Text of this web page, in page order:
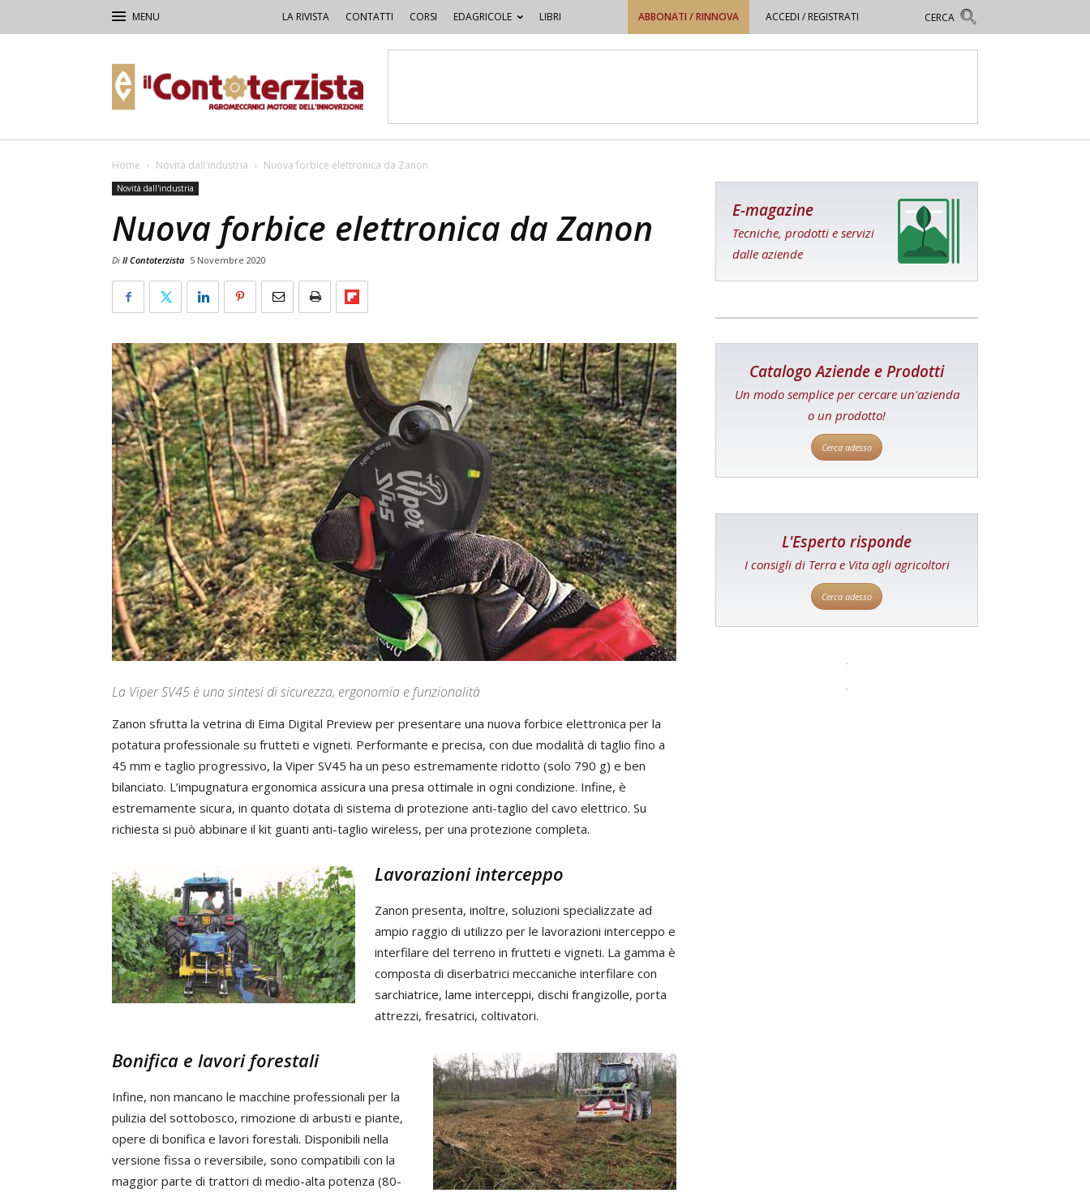
LA RIVISTA CONTATTI CORSI EDAGRICOLE LIBRI ABBONATI / RINNOVA ACCEDI / REGISTRATI
Contoterzista
Home Novità dall'industria Nuova forbice elettronica da Zanon
Novità dall'industria
Nuova forbice elettronica da Zanon
Di Il Contoterzista 5 Novembre 2020
La Viper SV45 è una sintesi di sicurezza, ergonomia e funzionalità
Zanon sfrutta la vetrina di Eima Digital Preview per presentare una nuova forbice elettronica per la
potatura professionale su frutteti e vigneti. Performante e precisa, con due modalità di taglio fino a
45 mm e taglio progressivo, la Viper SV45 ha un peso estremamente ridotto (solo 790 g) e ben
bilanciato. L’impugnatura ergonomica assicura una presa ottimale in ogni condizione. Infine, è
estremamente sicura, in quanto dotata di sistema di protezione anti-taglio del cavo elettrico. Su
richiesta si può abbinare il kit guanti anti-taglio wireless, per una protezione completa.
Lavorazioni interceppo
Zanon presenta, inoltre, soluzioni specializzate ad
ampio raggio di utilizzo per le lavorazioni interceppo e
interfilare del terreno in frutteti e vigneti. La gamma è
composta di diserbatrici meccaniche interfilare con
sarchiatrice, lame interceppi, dischi frangizolle, porta
attrezzi, fresatrici, coltivatori.
Bonifica e lavori forestali
Infine, non mancano le macchine professionali per la
pulizia del sottobosco, rimozione di arbusti e piante,
opere di bonifica e lavori forestali. Disponibili nella
versione fissa o reversibile, sono compatibili con la
maggior parte di trattori di medio-alta potenza (80-
E-magazine
Tecniche, prodotti e servizi
dalle aziende
Catalogo Aziende e Prodotti
Un modo semplice per cercare un'azienda
o un prodotto!
Cerca adesso
L'Esperto risponde
I consigli di Terra e Vita agli agricoltori
Cerca adesso